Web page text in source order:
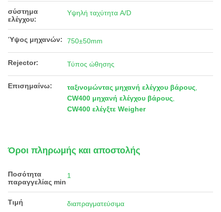
σύστημα
ελέγχου:
Υψηλή ταχύτητα A/D
Ύψος μηχανών: 750±50mm
Rejector: Τύπος ώθησης
Επισημαίνω: ταξινομώντας μηχανή ελέγχου βάρους
CW400 μηχανή ελέγχου βάρους
CW400 ελέγξτε Weigher
Όροι πληρωμής και αποστολής
Ποσότητα
παραγγελίας min
1
Τιμή διαπραγματεύσιμα